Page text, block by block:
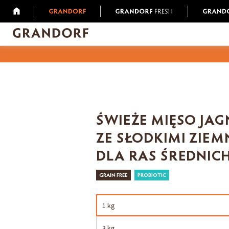
ŚWIEŻE MIĘSO
ZE SŁODKIMI
DLA RAS
GRAIN FREE PROBIOTIC
1 kg